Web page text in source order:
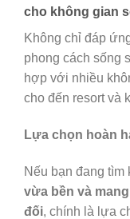
cho không gian
Không chỉ đáp
phong cách sống
hợp với nhiều
cho đến resort và
Lựa chọn hoàn
Nếu bạn đang tìm
vừa bền và
đối, chính là lựa